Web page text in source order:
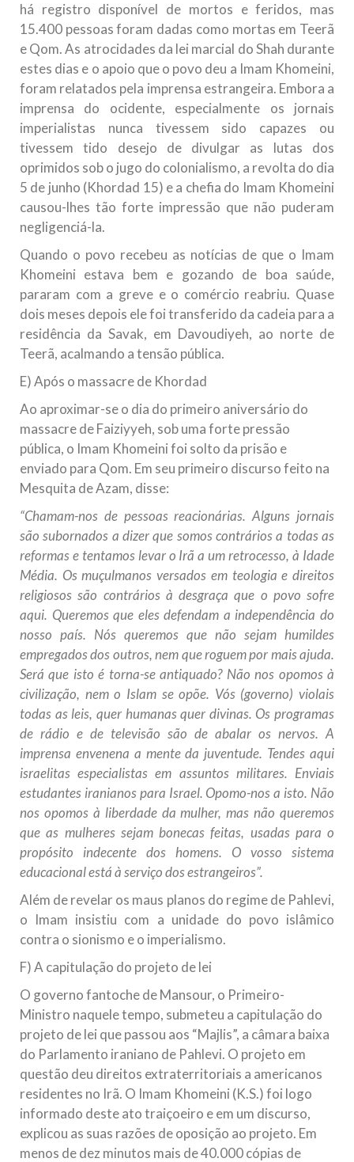
há registro disponível de mortos e feridos, mas
15.400 pessoas foram dadas como mortas em Teerã
e Qom. As atrocidades da lei marcial do Shah durante
estes dias e o apoio que o povo deu a Imam Khomeini,
foram relatados pela imprensa estrangeira. Embora a
imprensa do ocidente, especialmente os jornais
imperialistas nunca tivessem sido capazes ou
tivessem tido desejo de divulgar as lutas dos
oprimidos sob o jugo do colonialismo, a revolta do dia
5 de junho (Khordad 15) e a chefia do Imam Khomeini
causou-lhes tão forte impressão que não puderam
negligenciá-la.
Quando o povo recebeu as notícias de que o Imam
Khomeini estava bem e gozando de boa saúde,
pararam com a greve e o comércio reabriu. Quase
dois meses depois ele foi transferido da cadeia para a
residência da Savak, em Davoudiyeh, ao norte de
Teerã, acalmando a tensão pública.
E) Após o massacre de Khordad
Ao aproximar-se o dia do primeiro aniversário do
massacre de Faiziyyeh, sob uma forte pressão
pública, o Imam Khomeini foi solto da prisão e
enviado para Qom. Em seu primeiro discurso feito na
Mesquita de Azam, disse:
“Chamam-nos de pessoas reacionárias. Alguns jornais
são subornados a dizer que somos contrários a todas as
reformas e tentamos levar o Irã a um retrocesso, à Idade
Média. Os muçulmanos versados em teologia e direitos
religiosos são contrários à desgraça que o povo sofre
aqui. Queremos que eles defendam a independência do
nosso país. Nós queremos que não sejam humildes
empregados dos outros, nem que roguem por mais ajuda.
Será que isto é torna-se antiquado? Não nos opomos à
civilização, nem o Islam se opõe. Vós (governo) violais
todas as leis, quer humanas quer divinas. Os programas
de rádio e de televisão são de abalar os nervos. A
imprensa envenena a mente da juventude. Tendes aqui
israelitas especialistas em assuntos militares. Enviais
estudantes iranianos para Israel. Opomo-nos a isto. Não
nos opomos à liberdade da mulher, mas não queremos
que as mulheres sejam bonecas feitas, usadas para o
propósito indecente dos homens. O vosso sistema
educacional está à serviço dos estrangeiros”.
Além de revelar os maus planos do regime de Pahlevi,
o Imam insistiu com a unidade do povo islâmico
contra o sionismo e o imperialismo.
F) A capitulação do projeto de lei
O governo fantoche de Mansour, o Primeiro-
Ministro naquele tempo, submeteu a capitulação do
projeto de lei que passou aos “Majlis”, a câmara baixa
do Parlamento iraniano de Pahlevi. O projeto em
questão deu direitos extraterritoriais a americanos
residentes no Irã. O Imam Khomeini (K.S.) foi logo
informado deste ato traiçoeiro e em um discurso,
explicou as suas razões de oposição ao projeto. Em
menos de dez minutos mais de 40.000 cópias de